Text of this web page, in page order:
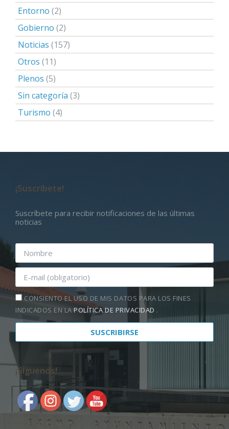
Entorno (2)
Gobierno (2)
Noticias (157)
Otros (11)
Plenos (5)
Sin categoría (3)
Turismo (4)
¡Suscríbete!
Suscríbete para recibir notificaciones de las últimas
noticias
CONSIENTO EL USO DE MIS DATOS PARA LOS FINES
INDICADOS EN LAPOLÍTICA DE PRIVACIDAD .
¡Síguenos!